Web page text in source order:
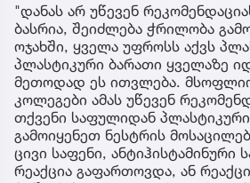
"დანას არ უწევენ
ბასრია, შეიძლება ჭრილობა
ოჯახში, ყველა უფროსს აქვს
პლასტიკური ბარათი ყველაზე
მეთოდად ეს ითვლება.
კოლეგები ამას უწევენ
თქვენი საფულიდან
გამოიყენეთ ნესტრის
ცივი საფენი, ანტიჰისტამინური
რეაქცია გაფართოვდა, ან